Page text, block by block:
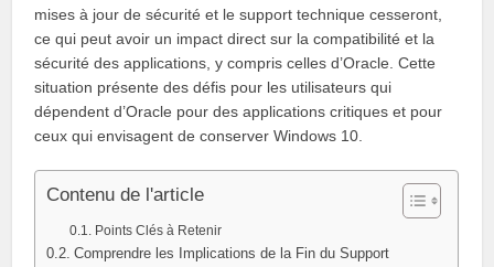
mises à jour de sécurité et le support technique cesseront,
ce qui peut avoir un impact direct sur la compatibilité et la
sécurité des applications, y compris celles d’Oracle. Cette
situation présente des défis pour les utilisateurs qui
dépendent d’Oracle pour des applications critiques et pour
ceux qui envisagent de conserver Windows 10.
Contenu de l'article
Points Clés à Retenir
Comprendre les Implications de la Fin du Support